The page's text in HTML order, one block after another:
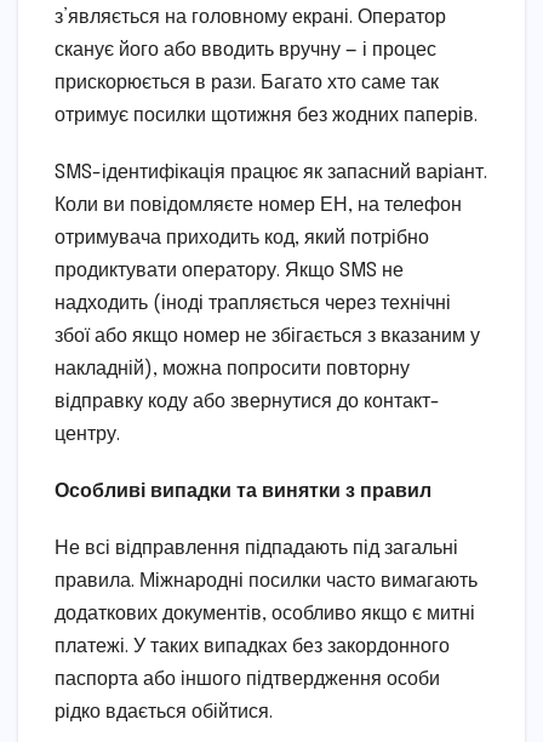
з’являється на головному екрані. Оператор
сканує його або вводить вручну — і процес
прискорюється в рази. Багато хто саме так
отримує посилки щотижня без жодних паперів.
SMS-ідентифікація працює як запасний варіант.
Коли ви повідомляєте номер ЕН, на телефон
отримувача приходить код, який потрібно
продиктувати оператору. Якщо SMS не
надходить (іноді трапляється через технічні
збої або якщо номер не збігається з вказаним у
накладній), можна попросити повторну
відправку коду або звернутися до контакт-
центру.
Особливі випадки та винятки з правил
Не всі відправлення підпадають під загальні
правила. Міжнародні посилки часто вимагають
додаткових документів, особливо якщо є митні
платежі. У таких випадках без закордонного
паспорта або іншого підтвердження особи
рідко вдається обійтися.